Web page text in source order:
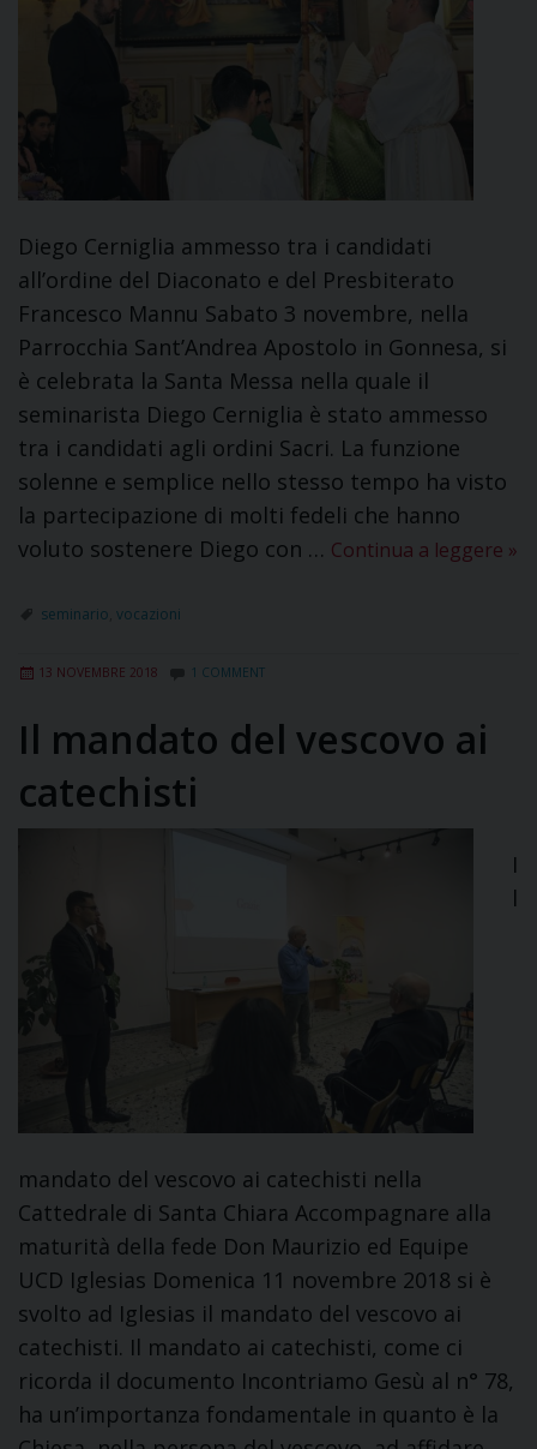
Diego Cerniglia ammesso tra i candidati
all’ordine del Diaconato e del Presbiterato
Francesco Mannu Sabato 3 novembre, nella
Parrocchia Sant’Andrea Apostolo in Gonnesa, si
è celebrata la Santa Messa nella quale il
seminarista Diego Cerniglia è stato ammesso
tra i candidati agli ordini Sacri. La funzione
solenne e semplice nello stesso tempo ha visto
la partecipazione di molti fedeli che hanno
voluto sostenere Diego con … Continua a leggere »
seminario vocazioni
13 NOVEMBRE 2018 1 COMMENT
Il mandato del vescovo ai
catechisti
I
l
mandato del vescovo ai catechisti nella
Cattedrale di Santa Chiara Accompagnare alla
maturità della fede Don Maurizio ed Equipe
UCD Iglesias Domenica 11 novembre 2018 si è
svolto ad Iglesias il mandato del vescovo ai
catechisti. Il mandato ai catechisti, come ci
ricorda il documento Incontriamo Gesù al n° 78,
ha un’importanza fondamentale in quanto è la